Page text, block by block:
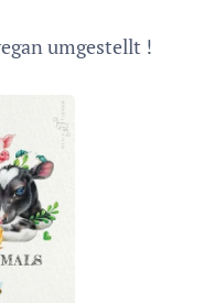
umgestellt !